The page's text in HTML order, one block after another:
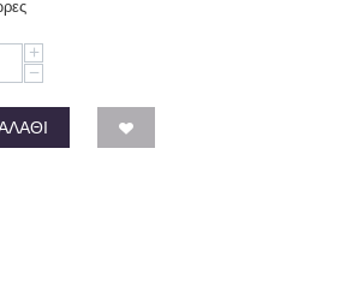
+
−